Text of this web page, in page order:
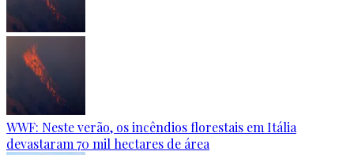
WWF: Neste verão, os incêndios florestais em Itália
devastaram 70 mil hectares de área